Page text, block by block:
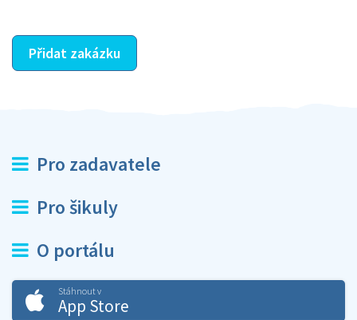
Přidat zakázku
Pro zadavatele
Pro šikuly
O portálu
Stáhnout v
App Store